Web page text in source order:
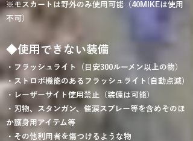
※モスカートは野外のみ使用可能（40MIKEは使用
不可）
◆使用できない装備
・フラッシュライト（目安300ルーメン以上の物）
・ストロボ機能のあるフラッシュライト(自動点滅)
・レーザーサイト使用禁止（装備は可能）
・刃物、スタンガン、催涙スプレー等を含めそのほ
か護身用アイテム等
・その他利用者を傷つけるような物